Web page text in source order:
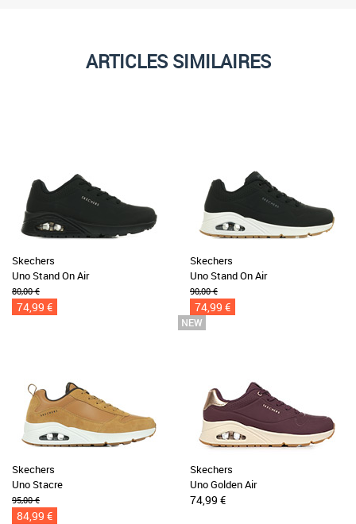
ARTICLES SIMILAIRES
Skechers
Uno Stand On Air
80,00 €
74,99 €
Skechers
Uno Stand On Air
90,00 €
74,99 €
Skechers
Uno Stacre
95,00 €
84,99 €
Skechers
Uno Golden Air
74,99 €